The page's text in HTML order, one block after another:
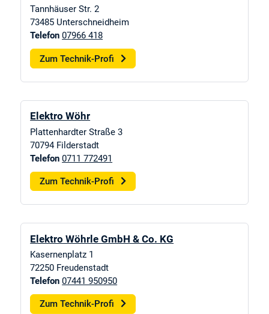
Tannhäuser Str. 2
73485 Unterschneidheim
Telefon 07966 418
Zum Technik-Profi
Elektro Wöhr
Plattenhardter Straße 3
70794 Filderstadt
Telefon 0711 772491
Zum Technik-Profi
Elektro Wöhrle GmbH & Co. KG
Kasernenplatz 1
72250 Freudenstadt
Telefon 07441 950950
Zum Technik-Profi